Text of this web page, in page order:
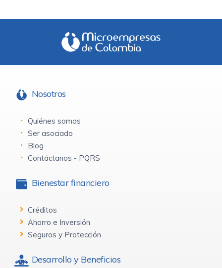
Nosotros
Quiénes somos
Ser asociado
Blog
Contáctanos - PQRS
Bienestar financiero
Créditos
Ahorro e Inversión
Seguros y Protección
Desarrollo y Beneficios